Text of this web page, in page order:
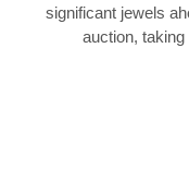
significant jewels
auction,